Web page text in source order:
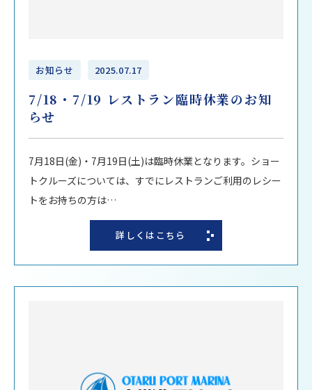
お知らせ 2025.07.17
7/18・7/19 レストラン臨時休業のお知
らせ
7月18日(金)・7月19日(土)は臨時休業となります。ショー
トクルーズについては、すでにレストランご利用のレシー
トをお持ちの方は…
詳しくはこちら